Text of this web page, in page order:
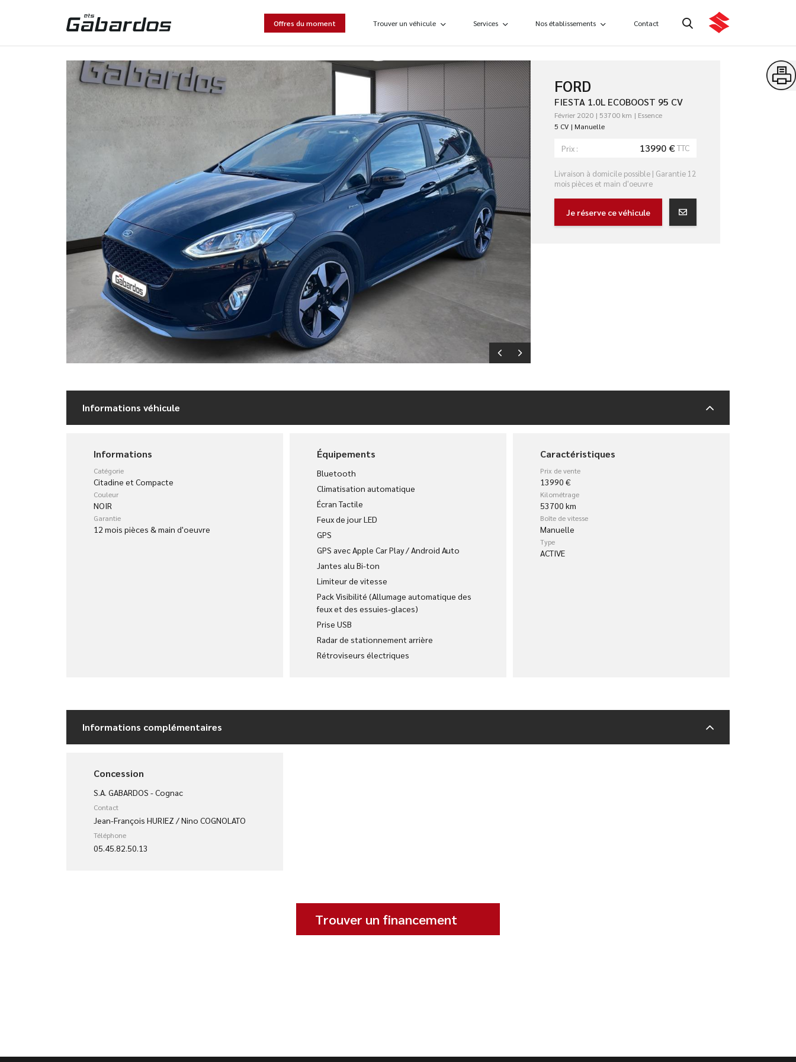
Offres du moment Trouver un véhicule Services Nos établissements Contact
FORD
FIESTA 1.0L ECOBOOST 95 CV
Février 2020 53700 km
Essence
5 CV
Manuelle
Prix : 13990 €TTC
Livraison à domicile possible | Garantie 12
mois pièces et main d'oeuvre
Je réserve ce véhicule
Informations véhicule
Informations
Catégorie
Citadine et Compacte
Couleur
NOIR
Garantie
12 mois pièces & main d'oeuvre
Équipements
Bluetooth
Climatisation automatique
Écran Tactile
Feux de jour LED
GPS
GPS avec Apple Car Play / Android Auto
Jantes alu Bi-ton
Limiteur de vitesse
Pack Visibilité (Allumage automatique des
feux et des essuies-glaces)
Prise USB
Radar de stationnement arrière
Rétroviseurs électriques
Caractéristiques
Prix de vente
13990 €
Kilométrage
53700 km
Boîte de vitesse
Manuelle
Type
ACTIVE
Informations complémentaires
Concession
S.A. GABARDOS - Cognac
Contact
Jean-François HURIEZ / Nino COGNOLATO
Téléphone
05.45.82.50.13
Trouver un financement